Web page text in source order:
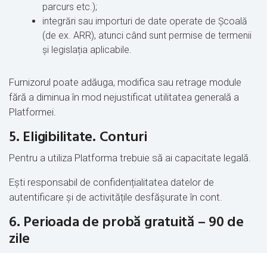
parcurs etc.);
integrări sau importuri de date operate de Școală
(de ex. ARR), atunci când sunt permise de termenii
și legislația aplicabile.
Furnizorul poate adăuga, modifica sau retrage module
fără a diminua în mod nejustificat utilitatea generală a
Platformei.
5. Eligibilitate. Conturi
Pentru a utiliza Platforma trebuie să ai capacitate legală.
Ești responsabil de confidențialitatea datelor de
autentificare și de activitățile desfășurate în cont.
6. Perioada de probă gratuită – 90 de
zile